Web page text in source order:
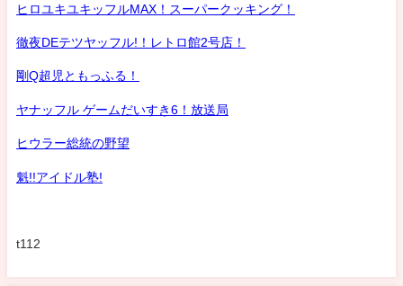
ヒロユキユキッフルMAX！スーパークッキング！
徹夜DEテツヤッフル!！レトロ館2号店！
剛Q超児ともっふる！
ヤナッフル ゲームだいすき6！放送局
ヒウラー総統の野望
魁!!アイドル塾!
t112